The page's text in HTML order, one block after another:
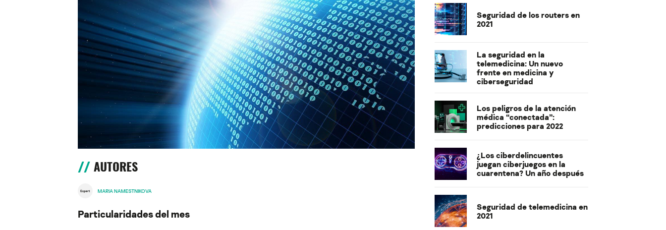
AUTORES
MARIA NAMESTNIKOVA
Particularidades del mes
Seguridad de los routers en
2021
La seguridad en la
telemedicina: Un nuevo
frente en medicina y
ciberseguridad
Los peligros de la atención
médica “conectada”:
predicciones para 2022
¿Los ciberdelincuentes
juegan ciberjuegos en la
cuarentena? Un año después
Seguridad de telemedicina en
2021